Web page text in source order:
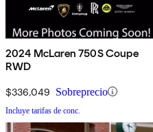
2024 McLaren 750S Coupe
RWD
$336,049 Sobreprecio
Incluye tarifas de conc.